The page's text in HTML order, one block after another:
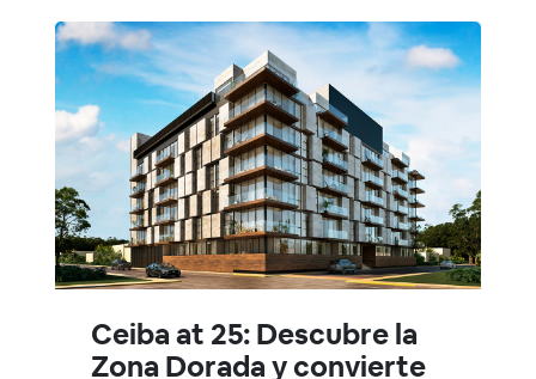
Ceiba at 25: Descubre la
Zona Dorada y convierte